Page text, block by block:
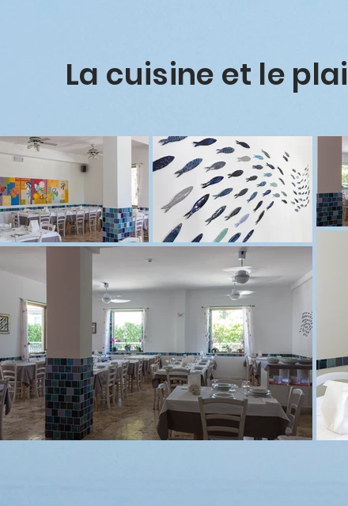
La cuisine et le